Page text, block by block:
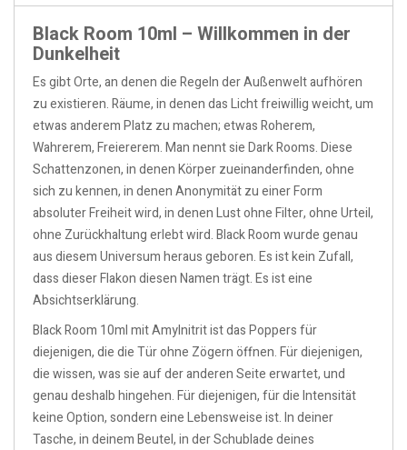
Black Room 10ml – Willkommen in der
Dunkelheit
Es gibt Orte, an denen die Regeln der Außenwelt aufhören
zu existieren. Räume, in denen das Licht freiwillig weicht, um
etwas anderem Platz zu machen; etwas Roherem,
Wahrerem, Freiererem. Man nennt sie Dark Rooms. Diese
Schattenzonen, in denen Körper zueinanderfinden, ohne
sich zu kennen, in denen Anonymität zu einer Form
absoluter Freiheit wird, in denen Lust ohne Filter, ohne Urteil,
ohne Zurückhaltung erlebt wird. Black Room wurde genau
aus diesem Universum heraus geboren. Es ist kein Zufall,
dass dieser Flakon diesen Namen trägt. Es ist eine
Absichtserklärung.
Black Room 10ml mit Amylnitrit ist das Poppers für
diejenigen, die die Tür ohne Zögern öffnen. Für diejenigen,
die wissen, was sie auf der anderen Seite erwartet, und
genau deshalb hingehen. Für diejenigen, für die Intensität
keine Option, sondern eine Lebensweise ist. In deiner
Tasche, in deinem Beutel, in der Schublade deines